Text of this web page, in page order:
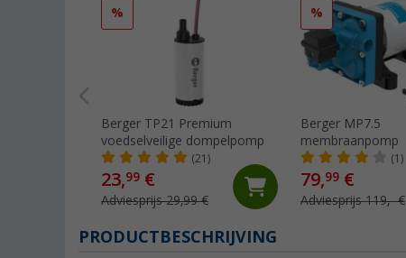
%
Berger TP21 Premium
voedselveilige dompelpomp
(21)
23,99 €
Adviesprijs 29,99 €
%
Berger MP7.5
membraanpomp
(1)
79,99 €
Adviesprijs 119,- €
PRODUCTBESCHRIJVING